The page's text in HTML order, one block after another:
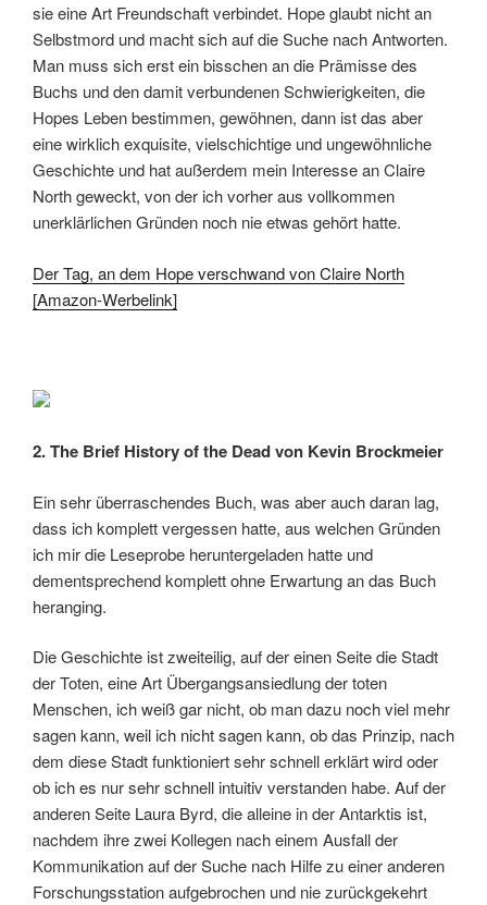
sie eine Art Freundschaft verbindet. Hope glaubt nicht an
Selbstmord und macht sich auf die Suche nach Antworten.
Man muss sich erst ein bisschen an die Prämisse des
Buchs und den damit verbundenen Schwierigkeiten, die
Hopes Leben bestimmen, gewöhnen, dann ist das aber
eine wirklich exquisite, vielschichtige und ungewöhnliche
Geschichte und hat außerdem mein Interesse an Claire
North geweckt, von der ich vorher aus vollkommen
unerklärlichen Gründen noch nie etwas gehört hatte.
Der Tag, an dem Hope verschwand von Claire North
[Amazon-Werbelink]
2. The Brief History of the Dead von Kevin Brockmeier
Ein sehr überraschendes Buch, was aber auch daran lag,
dass ich komplett vergessen hatte, aus welchen Gründen
ich mir die Leseprobe heruntergeladen hatte und
dementsprechend komplett ohne Erwartung an das Buch
heranging.
Die Geschichte ist zweiteilig, auf der einen Seite die Stadt
der Toten, eine Art Übergangsansiedlung der toten
Menschen, ich weiß gar nicht, ob man dazu noch viel mehr
sagen kann, weil ich nicht sagen kann, ob das Prinzip, nach
dem diese Stadt funktioniert sehr schnell erklärt wird oder
ob ich es nur sehr schnell intuitiv verstanden habe. Auf der
anderen Seite Laura Byrd, die alleine in der Antarktis ist,
nachdem ihre zwei Kollegen nach einem Ausfall der
Kommunikation auf der Suche nach Hilfe zu einer anderen
Forschungsstation aufgebrochen und nie zurückgekehrt